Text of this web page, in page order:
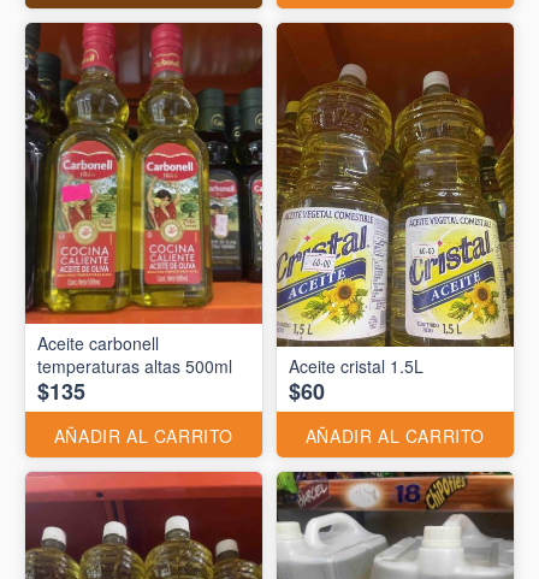
Aceite carbonell
temperaturas altas 500ml
$135
AÑADIR AL CARRITO
Aceite cristal 1.5L
$60
AÑADIR AL CARRITO